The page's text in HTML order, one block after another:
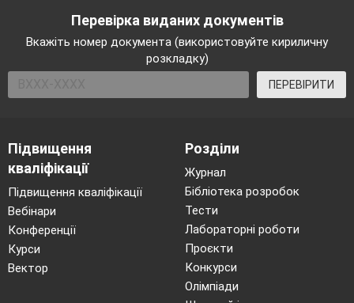
Перевірка виданих документів
Вкажіть номер документа (використовуйте кириличну
розкладку)
ПЕРЕВІРИТИ
Підвищення
кваліфікації
Підвищення кваліфікації
Вебінари
Конференції
Курси
Вектор
Розділи
Журнал
Бібліотека розробок
Тести
Лабораторні роботи
Проєкти
Конкурси
Олімпіади